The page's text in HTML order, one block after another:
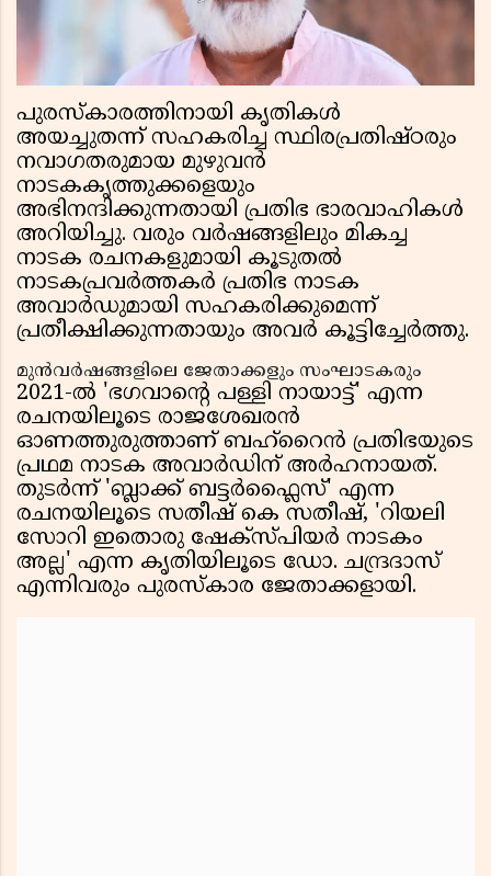
പുരസ്കാരത്തിനായി കൃതികൾ
അയച്ചുതന്ന് സഹകരിച്ച സ്ഥിരപ്രതിഷ്ഠരും
നവാഗതരുമായ മുഴുവൻ
നാടകകൃത്തുക്കളെയും
അഭിനന്ദിക്കുന്നതായി പ്രതിഭ ഭാരവാഹികൾ
അറിയിച്ചു. വരും വർഷങ്ങളിലും മികച്ച
നാടക രചനകളുമായി കൂടുതൽ
നാടകപ്രവർത്തകർ പ്രതിഭ നാടക
അവാർഡുമായി സഹകരിക്കുമെന്ന്
പ്രതീക്ഷിക്കുന്നതായും അവർ കൂട്ടിച്ചേർത്തു.
മുൻവർഷങ്ങളിലെ ജേതാക്കളും സംഘാടകരും
2021-ൽ 'ഭഗവാൻ്റെ പള്ളി നായാട്ട്' എന്ന
രചനയിലൂടെ രാജശേഖരൻ
ഓണത്തുരുത്താണ് ബഹ്റൈൻ പ്രതിഭയുടെ
പ്രഥമ നാടക അവാർഡിന് അർഹനായത്.
തുടർന്ന് 'ബ്ലാക്ക് ബട്ടർഫ്ലൈസ്' എന്ന
രചനയിലൂടെ സതീഷ് കെ സതീഷ്, 'റിയലി
സോറി ഇതൊരു ഷേക്സ്പിയർ നാടകം
അല്ല' എന്ന കൃതിയിലൂടെ ഡോ. ചന്ദ്രദാസ്
എന്നിവരും പുരസ്കാര ജേതാക്കളായി.